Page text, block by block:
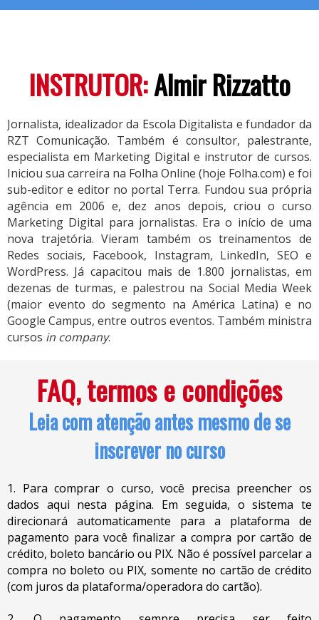
INSTRUTOR:Almir Rizzatto
Jornalista, idealizador da Escola Digitalista e fundador da
RZT Comunicação. Também é consultor, palestrante,
especialista em Marketing Digital e instrutor de cursos.
Iniciou sua carreira na Folha Online (hoje Folha.com) e foi
sub-editor e editor no portal Terra. Fundou sua própria
agência em 2006 e, dez anos depois, criou o curso
Marketing Digital para jornalistas. Era o início de uma
nova trajetória. Vieram também os treinamentos de
Redes sociais, Facebook, Instagram, LinkedIn, SEO e
WordPress. Já capacitou mais de 1.800 jornalistas, em
dezenas de turmas, e palestrou na Social Media Week
(maior evento do segmento na América Latina) e no
Google Campus, entre outros eventos. Também ministra
cursos in company.
FAQ, termos e condições
Leia com atenção antes mesmo de se
inscrever no curso
1. Para comprar o curso, você precisa preencher os
dados aqui nesta página. Em seguida, o sistema te
direcionará automaticamente para a plataforma de
pagamento para você finalizar a compra por cartão de
crédito, boleto bancário ou PIX. Não é possível parcelar a
compra no boleto ou PIX, somente no cartão de crédito
(com juros da plataforma/operadora do cartão).